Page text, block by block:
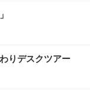
りデスクツアー